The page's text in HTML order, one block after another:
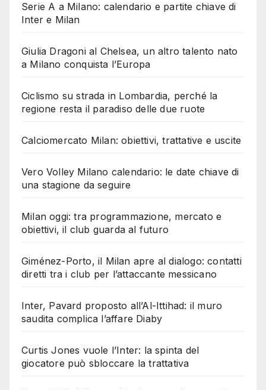
Serie A a Milano: calendario e partite chiave di
Inter e Milan
Giulia Dragoni al Chelsea, un altro talento nato
a Milano conquista l’Europa
Ciclismo su strada in Lombardia, perché la
regione resta il paradiso delle due ruote
Calciomercato Milan: obiettivi, trattative e uscite
Vero Volley Milano calendario: le date chiave di
una stagione da seguire
Milan oggi: tra programmazione, mercato e
obiettivi, il club guarda al futuro
Giménez-Porto, il Milan apre al dialogo: contatti
diretti tra i club per l’attaccante messicano
Inter, Pavard proposto all’Al-Ittihad: il muro
saudita complica l’affare Diaby
Curtis Jones vuole l’Inter: la spinta del
giocatore può sbloccare la trattativa